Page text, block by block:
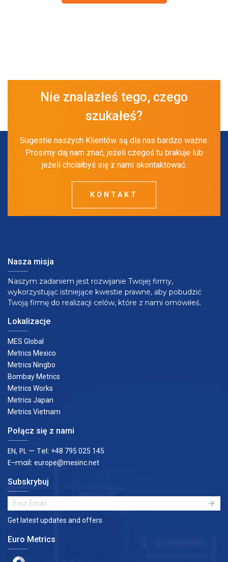
Nie znalazłeś tego, czego
szukałeś?
Sugestie naszych Klientów są dla nas bardzo ważne.
Prosimy daj nam znać, jeżeli czegoś tu brakuje lub
jeżeli chciałbyś się z nami skontaktować.
KONTAKT
Nasza misja
Naszym zadaniem jest rozwijanie Twojej firmy,
wykorzystując istniejące kwestie prawne, aby pobudzić
Twoją firmę do realizacji celów, które z nami omówiłeś.
Lokalizacje
MES Global
Metrics Mexico
Metrics Ningbo
Bombay Metrics
Metrics Works
Metrics Japan
Metrics Vietnam
Połącz się z nami
EN, PL — Tel: +48 795 025 145
E-mail: europe@mesinc.net
Subskrybuj
Get latest updates and offers
Euro Metrics